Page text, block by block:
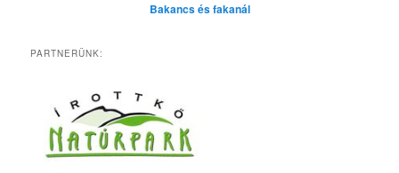
Bakancs és fakanál
PARTNERÜNK: